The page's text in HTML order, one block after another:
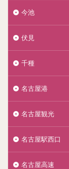
今池
伏見
千種
名古屋港
名古屋観光
名古屋駅西口
名古屋高速